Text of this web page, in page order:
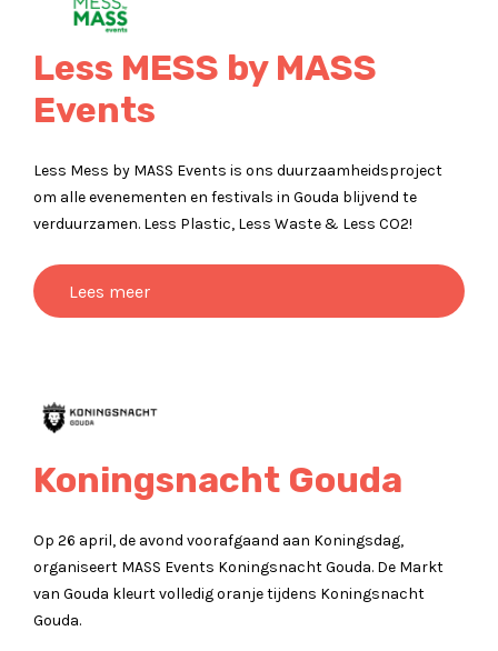
Less MESS by MASS
Events
Less Mess by MASS Events is ons duurzaamheidsproject
om alle evenementen en festivals in Gouda blijvend te
verduurzamen. Less Plastic, Less Waste & Less CO2!
Lees meer
Koningsnacht Gouda
Op 26 april, de avond voorafgaand aan Koningsdag,
organiseert MASS Events Koningsnacht Gouda. De Markt
van Gouda kleurt volledig oranje tijdens Koningsnacht
Gouda.